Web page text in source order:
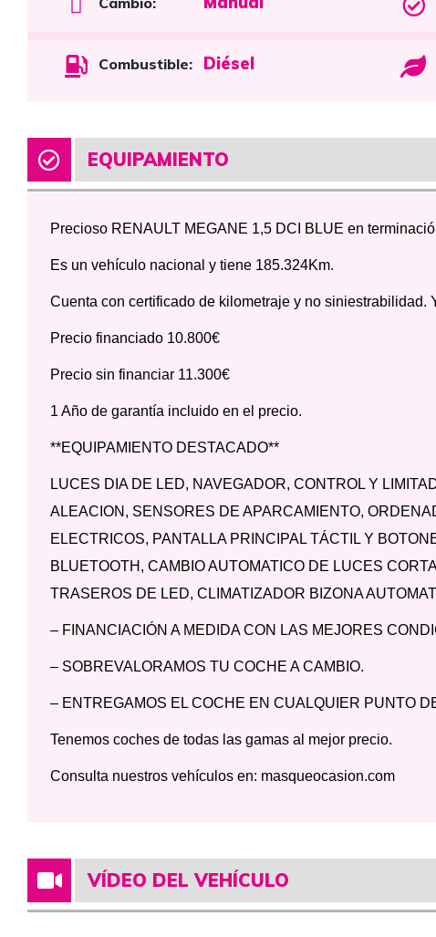
Combustible: Diésel
EQUIPAMIENTO
Precioso RENAULT MEGANE 1,5 DCI BLUE en
Es un vehículo nacional y tiene 185.324Km.
Cuenta con certificado de kilometraje y no siniestrabilidad.
Precio financiado 10.800€
Precio sin financiar 11.300€
1 Año de garantía incluido en el precio.
**EQUIPAMIENTO DESTACADO**
LUCES DIA DE LED, NAVEGADOR, CONTROL Y
ALEACION, SENSORES DE APARCAMIENTO,
ELECTRICOS, PANTALLA PRINCIPAL TÁCTIL Y
BLUETOOTH, CAMBIO AUTOMATICO DE LUCES
TRASEROS DE LED, CLIMATIZADOR BIZONA
– FINANCIACIÓN A MEDIDA CON LAS MEJORES
– SOBREVALORAMOS TU COCHE A CAMBIO.
– ENTREGAMOS EL COCHE EN CUALQUIER PUNTO
Tenemos coches de todas las gamas al mejor precio.
Consulta nuestros vehículos en: masqueocasion.com
VÍDEO DEL VEHÍCULO